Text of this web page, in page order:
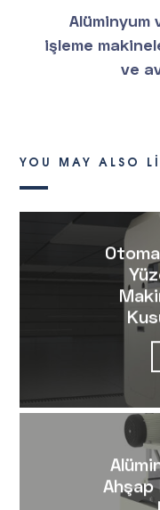
Alüminyum
işleme
ve
YOU MAY ALSO